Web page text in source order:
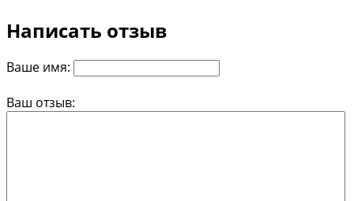
Написать отзыв
Ваше имя:
Ваш отзыв: